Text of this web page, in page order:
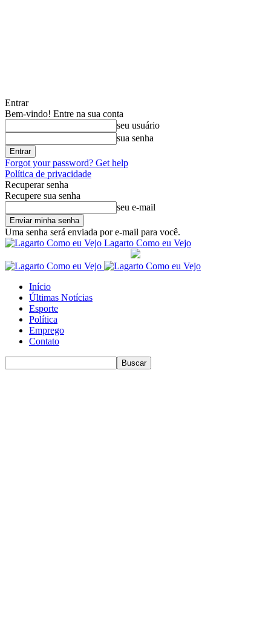
Entrar
Bem-vindo! Entre na sua conta
seu usuário
sua senha
Forgot your password? Get help
Política de privacidade
Recuperar senha
Recupere sua senha
seu e-mail
Uma senha será enviada por e-mail para você.
Lagarto Como eu Vejo
Início
Últimas Notícias
Esporte
Política
Emprego
Contato